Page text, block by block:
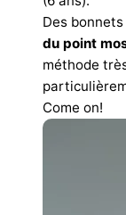
Des
du point
méthode
Come on!